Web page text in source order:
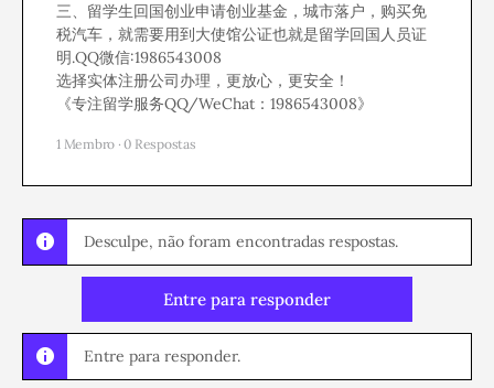
三、留学生回国创业申请创业基金，城市落户，购买免
税汽车，就需要用到大使馆公证也就是留学回国人员证
明.QQ微信:1986543008
选择实体注册公司办理，更放心，更安全！
《专注留学服务QQ/WeChat：1986543008》
1 Membro · 0 Respostas
Desculpe, não foram encontradas respostas.
Entre para responder
Entre para responder.